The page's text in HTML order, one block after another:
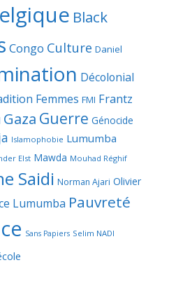
Black
Congo Culture Daniel
Décolonial
Femmes FMI Frantz
Gaza Guerre Génocide
Islamophobie Lumumba
Elst Mawda Mouhad Réghif
Saidi Norman Ajari Olivier
Lumumba Pauvreté
Sans Papiers Selim NADI